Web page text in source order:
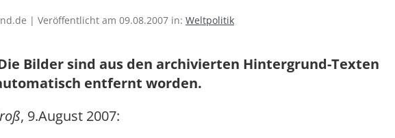
| Veröffentlicht am 09.08.2007 in: Weltpolitik
Bilder sind aus den archivierten Hintergrund-Texten
entfernt worden.
, 9.August 2007: